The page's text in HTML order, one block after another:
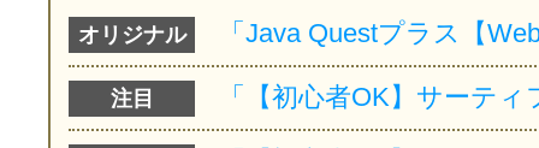
オリジナル
注目